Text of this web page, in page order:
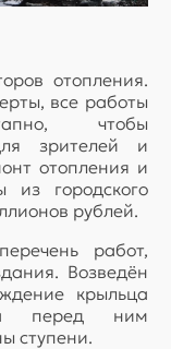
отопления.
все работы
чтобы
зрителей и
отопления и
из городского
рублей.
работ,
Возведён
крыльца
перед ним
ступени.